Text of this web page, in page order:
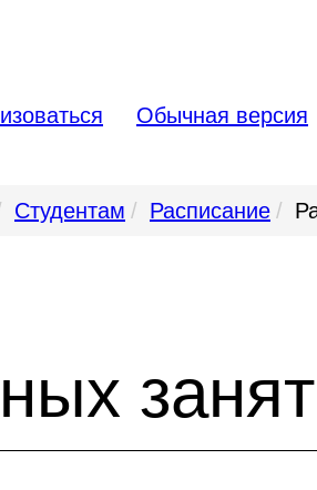
Обычная версия
Студентам Расписание